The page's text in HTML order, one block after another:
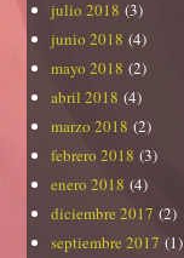
julio 2018 (3)
junio 2018 (4)
mayo 2018 (2)
abril 2018 (4)
marzo 2018 (2)
febrero 2018 (3)
enero 2018 (4)
diciembre 2017 (2)
septiembre 2017 (1)